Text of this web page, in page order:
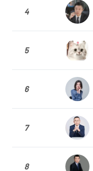
4
5
6
7
8